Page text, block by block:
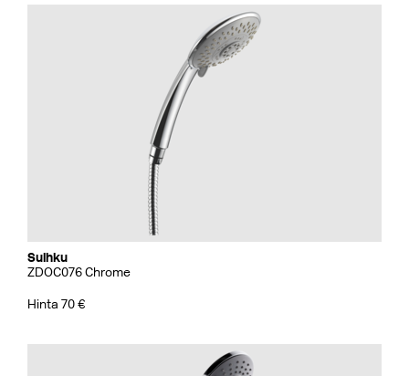
Suihku
ZDOC076 Chrome
Hinta 70 €